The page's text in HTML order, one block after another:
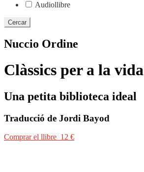
Audiollibre
Nuccio Ordine
Clàssics per a la vida
Una petita biblioteca ideal
Traducció de Jordi Bayod
Comprar el llibre 12 €